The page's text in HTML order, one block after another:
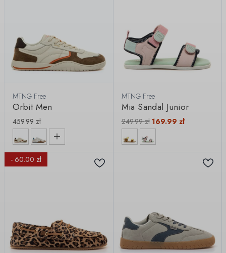
MTNG Free
Orbit Men
459.99 zł
MTNG Free
Mia Sandal Junior
249.99zł 169.99 zł
- 60.00 zł